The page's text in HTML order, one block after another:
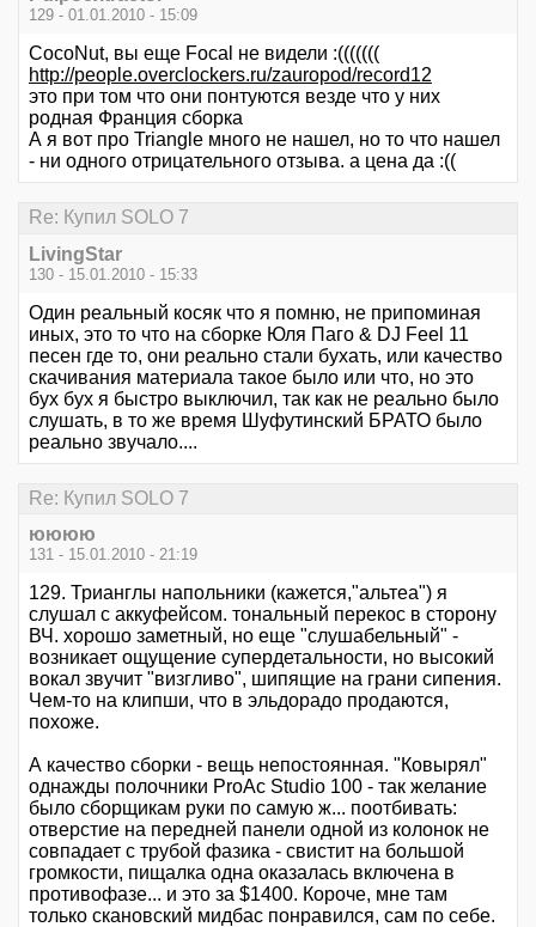
129 - 01.01.2010 - 15:09
CocoNut, вы еще Focal не видели :(((((((
http://people.overclockers.ru/zauropod/record12
это при том что они понтуются везде что у них
родная Франция сборка
А я вот про Triangle много не нашел, но то что нашел
- ни одного отрицательного отзыва. а цена да :((
Re: Купил SOLO 7
LivingStar
130 - 15.01.2010 - 15:33
Один реальный косяк что я помню, не припоминая
иных, это то что на сборке Юля Паго & DJ Feel 11
песен где то, они реально стали бухать, или качество
скачивания материала такое было или что, но это
бух бух я быстро выключил, так как не реально было
слушать, в то же время Шуфутинский БРАТО было
реально звучало....
Re: Купил SOLO 7
юююю
131 - 15.01.2010 - 21:19
129. Трианглы напольники (кажется,"альтеа") я
слушал с аккуфейсом. тональный перекос в сторону
ВЧ. хорошо заметный, но еще "слушабельный" -
возникает ощущение супердетальности, но высокий
вокал звучит "визгливо", шипящие на грани сипения.
Чем-то на клипши, что в эльдорадо продаются,
похоже.
А качество сборки - вещь непостоянная. "Ковырял"
однажды полочники ProAc Studio 100 - так желание
было сборщикам руки по самую ж... поотбивать:
отверстие на передней панели одной из колонок не
совпадает с трубой фазика - свистит на большой
громкости, пищалка одна оказалась включена в
противофазе... и это за $1400. Короче, мне там
только скановский мидбас понравился, сам по себе.